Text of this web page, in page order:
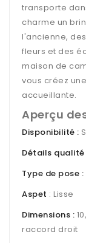
transporte
charme un
l'ancienne,
fleurs et des
maison de
vous créez
accueillante.
Aperçu
Disponibilité :
Détails qualité
Type de pose :
Aspet : Lisse
Dimensions :
raccord droit